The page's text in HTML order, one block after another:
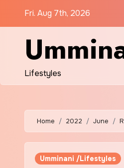
Fri. Aug 7th, 2026
Lifestyles
Home 2022 June
Umminani /Lifestyles